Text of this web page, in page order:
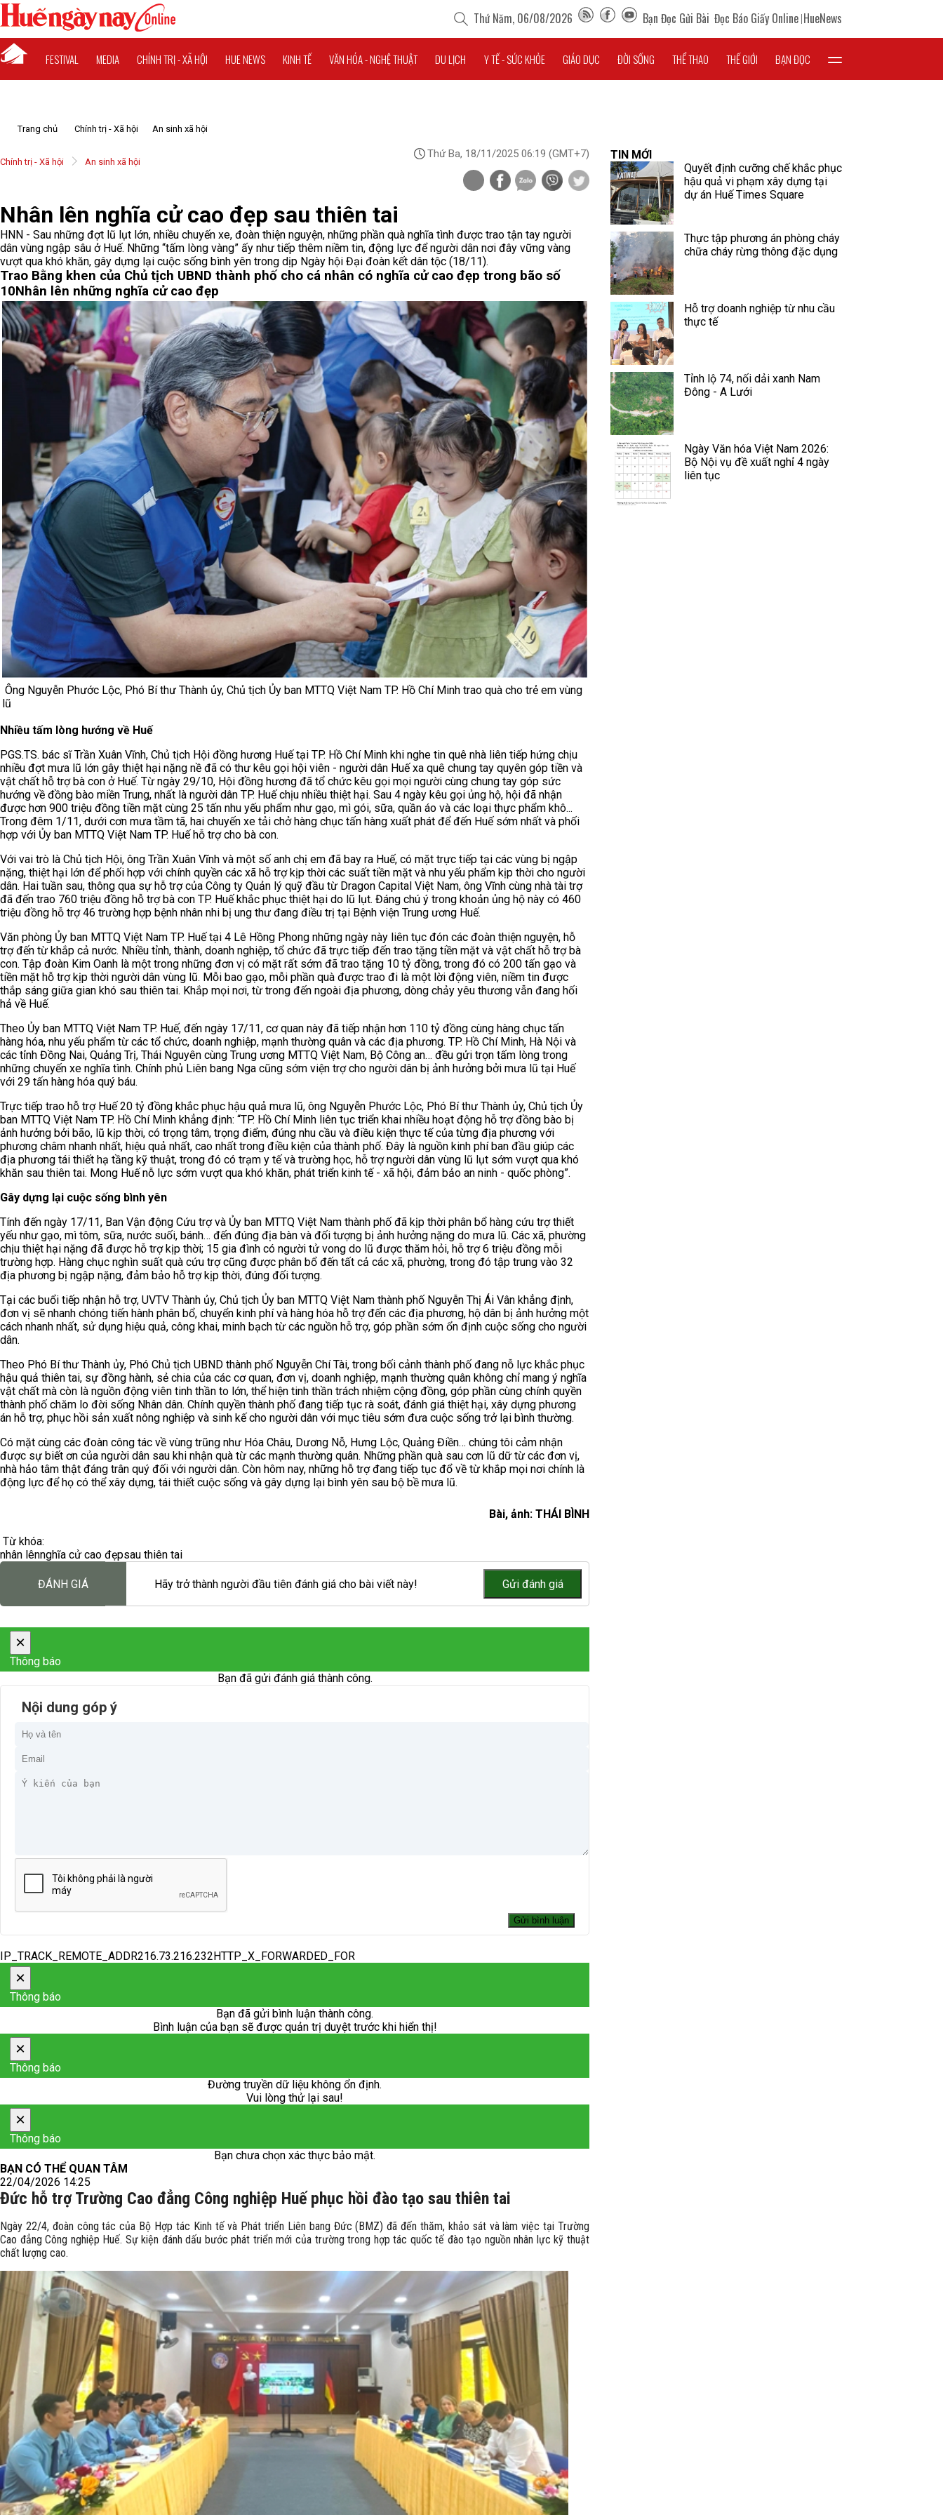
Thứ Năm, 06/08/2026 Bạn Đọc Gửi Bài Đọc Báo Giấy Online HueNews
FESTIVAL MEDIA CHÍNH TRỊ - XÃ HỘI HUE NEWS KINH TẾ VĂN HÓA - NGHỆ THUẬT DU LỊCH Y TẾ - SỨC KHỎE GIÁO DỤC ĐỜI SỐNG THỂ THAO THẾ GIỚI BẠN ĐỌC
Trang chủ Chính trị - Xã hội An sinh xã hội
Chính trị - Xã hội An sinh xã hội
Thứ Ba, 18/11/2025 06:19 (GMT+7)
Nhân lên nghĩa cử cao đẹp sau thiên tai
HNN - Sau những đợt lũ lụt lớn, nhiều chuyến xe, đoàn thiện nguyện, những phần quà nghĩa tình được trao tận tay người
dân vùng ngập sâu ở Huế. Những “tấm lòng vàng” ấy như tiếp thêm niềm tin, động lực để người dân nơi đây vững vàng
vượt qua khó khăn, gây dựng lại cuộc sống bình yên trong dịp Ngày hội Đại đoàn kết dân tộc (18/11).
Trao Bằng khen của Chủ tịch UBND thành phố cho cá nhân có nghĩa cử cao đẹp trong bão số
10Nhân lên những nghĩa cử cao đẹp
Ông Nguyễn Phước Lộc, Phó Bí thư Thành ủy, Chủ tịch Ủy ban MTTQ Việt Nam TP. Hồ Chí Minh trao quà cho trẻ em vùng
lũ
Nhiều tấm lòng hướng về Huế
PGS.TS. bác sĩ Trần Xuân Vĩnh, Chủ tịch Hội đồng hương Huế tại TP. Hồ Chí Minh khi nghe tin quê nhà liên tiếp hứng chịu
nhiều đợt mưa lũ lớn gây thiệt hại nặng nề đã có thư kêu gọi hội viên - người dân Huế xa quê chung tay quyên góp tiền và
vật chất hỗ trợ bà con ở Huế. Từ ngày 29/10, Hội đồng hương đã tổ chức kêu gọi mọi người cùng chung tay góp sức
hướng về đồng bào miền Trung, nhất là người dân TP. Huế chịu nhiều thiệt hại. Sau 4 ngày kêu gọi ủng hộ, hội đã nhận
được hơn 900 triệu đồng tiền mặt cùng 25 tấn nhu yếu phẩm như gạo, mì gói, sữa, quần áo và các loại thực phẩm khô...
Trong đêm 1/11, dưới cơn mưa tầm tã, hai chuyến xe tải chở hàng chục tấn hàng xuất phát để đến Huế sớm nhất và phối
hợp với Ủy ban MTTQ Việt Nam TP. Huế hỗ trợ cho bà con.
Với vai trò là Chủ tịch Hội, ông Trần Xuân Vĩnh và một số anh chị em đã bay ra Huế, có mặt trực tiếp tại các vùng bị ngập
nặng, thiệt hại lớn để phối hợp với chính quyền các xã hỗ trợ kịp thời các suất tiền mặt và nhu yếu phẩm kịp thời cho người
dân. Hai tuần sau, thông qua sự hỗ trợ của Công ty Quản lý quỹ đầu từ Dragon Capital Việt Nam, ông Vĩnh cùng nhà tài trợ
đã đến trao 760 triệu đồng hỗ trợ bà con TP. Huế khắc phục thiệt hại do lũ lụt. Đáng chú ý trong khoản ủng hộ này có 460
triệu đồng hỗ trợ 46 trường hợp bệnh nhân nhi bị ung thư đang điều trị tại Bệnh viện Trung ương Huế.
Văn phòng Ủy ban MTTQ Việt Nam TP. Huế tại 4 Lê Hồng Phong những ngày này liên tục đón các đoàn thiện nguyện, hỗ
trợ đến từ khắp cả nước. Nhiều tỉnh, thành, doanh nghiệp, tổ chức đã trực tiếp đến trao tặng tiền mặt và vật chất hỗ trợ bà
con. Tập đoàn Kim Oanh là một trong những đơn vị có mặt rất sớm đã trao tặng 10 tỷ đồng, trong đó có 200 tấn gạo và
tiền mặt hỗ trợ kịp thời người dân vùng lũ. Mỗi bao gạo, mỗi phần quà được trao đi là một lời động viên, niềm tin được
thắp sáng giữa gian khó sau thiên tai. Khắp mọi nơi, từ trong đến ngoài địa phương, dòng chảy yêu thương vẫn đang hối
hả về Huế.
Theo Ủy ban MTTQ Việt Nam TP. Huế, đến ngày 17/11, cơ quan này đã tiếp nhận hơn 110 tỷ đồng cùng hàng chục tấn
hàng hóa, nhu yếu phẩm từ các tổ chức, doanh nghiệp, mạnh thường quân và các địa phương. TP. Hồ Chí Minh, Hà Nội và
các tỉnh Đồng Nai, Quảng Trị, Thái Nguyên cùng Trung ương MTTQ Việt Nam, Bộ Công an… đều gửi trọn tấm lòng trong
những chuyến xe nghĩa tình. Chính phủ Liên bang Nga cũng sớm viện trợ cho người dân bị ảnh hưởng bởi mưa lũ tại Huế
với 29 tấn hàng hóa quý báu.
Trực tiếp trao hỗ trợ Huế 20 tỷ đồng khắc phục hậu quả mưa lũ, ông Nguyễn Phước Lộc, Phó Bí thư Thành ủy, Chủ tịch Ủy
ban MTTQ Việt Nam TP. Hồ Chí Minh khẳng định: “TP. Hồ Chí Minh liên tục triển khai nhiều hoạt động hỗ trợ đồng bào bị
ảnh hưởng bởi bão, lũ kịp thời, có trọng tâm, trọng điểm, đúng nhu cầu và điều kiện thực tế của từng địa phương với
phương châm nhanh nhất, hiệu quả nhất, cao nhất trong điều kiện của thành phố. Đây là nguồn kinh phí ban đầu giúp các
địa phương tái thiết hạ tầng kỹ thuật, trong đó có trạm y tế và trường học, hỗ trợ người dân vùng lũ lụt sớm vượt qua khó
khăn sau thiên tai. Mong Huế nỗ lực sớm vượt qua khó khăn, phát triển kinh tế - xã hội, đảm bảo an ninh - quốc phòng”.
Gây dựng lại cuộc sống bình yên
Tính đến ngày 17/11, Ban Vận động Cứu trợ và Ủy ban MTTQ Việt Nam thành phố đã kịp thời phân bổ hàng cứu trợ thiết
yếu như gạo, mì tôm, sữa, nước suối, bánh… đến đúng địa bàn và đối tượng bị ảnh hưởng nặng do mưa lũ. Các xã, phường
chịu thiệt hại nặng đã được hỗ trợ kịp thời; 15 gia đình có người tử vong do lũ được thăm hỏi, hỗ trợ 6 triệu đồng mỗi
trường hợp. Hàng chục nghìn suất quà cứu trợ cũng được phân bổ đến tất cả các xã, phường, trong đó tập trung vào 32
địa phương bị ngập nặng, đảm bảo hỗ trợ kịp thời, đúng đối tượng.
Tại các buổi tiếp nhận hỗ trợ, UVTV Thành ủy, Chủ tịch Ủy ban MTTQ Việt Nam thành phố Nguyễn Thị Ái Vân khẳng định,
đơn vị sẽ nhanh chóng tiến hành phân bổ, chuyển kinh phí và hàng hóa hỗ trợ đến các địa phương, hộ dân bị ảnh hưởng một
cách nhanh nhất, sử dụng hiệu quả, công khai, minh bạch từ các nguồn hỗ trợ, góp phần sớm ổn định cuộc sống cho người
dân.
Theo Phó Bí thư Thành ủy, Phó Chủ tịch UBND thành phố Nguyễn Chí Tài, trong bối cảnh thành phố đang nỗ lực khắc phục
hậu quả thiên tai, sự đồng hành, sẻ chia của các cơ quan, đơn vị, doanh nghiệp, mạnh thường quân không chỉ mang ý nghĩa
vật chất mà còn là nguồn động viên tinh thần to lớn, thể hiện tinh thần trách nhiệm cộng đồng, góp phần cùng chính quyền
thành phố chăm lo đời sống Nhân dân. Chính quyền thành phố đang tiếp tục rà soát, đánh giá thiệt hại, xây dựng phương
án hỗ trợ, phục hồi sản xuất nông nghiệp và sinh kế cho người dân với mục tiêu sớm đưa cuộc sống trở lại bình thường.
Có mặt cùng các đoàn công tác về vùng trũng như Hóa Châu, Dương Nỗ, Hưng Lộc, Quảng Điền… chúng tôi cảm nhận
được sự biết ơn của người dân sau khi nhận quà từ các mạnh thường quân. Những phần quà sau cơn lũ dữ từ các đơn vị,
nhà hảo tâm thật đáng trân quý đối với người dân. Còn hôm nay, những hỗ trợ đang tiếp tục đổ về từ khắp mọi nơi chính là
động lực để họ có thể xây dựng, tái thiết cuộc sống và gây dựng lại bình yên sau bộ bề mưa lũ.
Bài, ảnh: THÁI BÌNH
Từ khóa:
nhân lênnghĩa cử cao đẹpsau thiên tai
ĐÁNH GIÁ Hãy trở thành người đầu tiên đánh giá cho bài viết này!
×
Thông báo
Bạn đã gửi đánh giá thành công.
Nội dung góp ý
IP_TRACK_REMOTE_ADDR216.73.216.232HTTP_X_FORWARDED_FOR
×
Thông báo
Bạn đã gửi bình luận thành công.
Bình luận của bạn sẽ được quản trị duyệt trước khi hiển thị!
×
Thông báo
Đường truyền dữ liệu không ổn định.
Vui lòng thử lại sau!
×
Thông báo
Bạn chưa chọn xác thực bảo mật.
BẠN CÓ THỂ QUAN TÂM
22/04/2026 14:25
Đức hỗ trợ Trường Cao đẳng Công nghiệp Huế phục hồi đào tạo sau thiên tai
Ngày 22/4, đoàn công tác của Bộ Hợp tác Kinh tế và Phát triển Liên bang Đức (BMZ) đã đến thăm, khảo sát và làm việc tại Trường
Cao đẳng Công nghiệp Huế. Sự kiện đánh dấu bước phát triển mới của trường trong hợp tác quốc tế đào tạo nguồn nhân lực kỹ thuật
chất lượng cao.
TIN MỚI
Quyết định cưỡng chế khắc phục
hậu quả vi phạm xây dựng tại
dự án Huế Times Square
Thực tập phương án phòng cháy
chữa cháy rừng thông đặc dụng
Hỗ trợ doanh nghiệp từ nhu cầu
thực tế
Tỉnh lộ 74, nối dải xanh Nam
Đông - A Lưới
Ngày Văn hóa Việt Nam 2026:
Bộ Nội vụ đề xuất nghỉ 4 ngày
liên tục